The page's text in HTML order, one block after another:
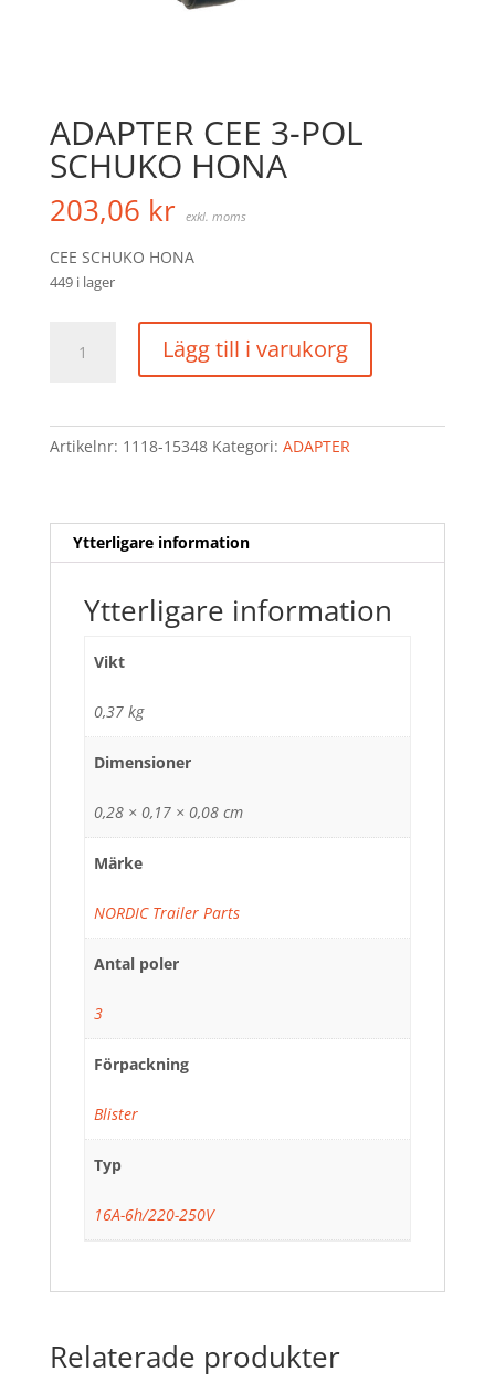
ADAPTER CEE 3-POL
SCHUKO HONA
203,06 kr exkl. moms
CEE SCHUKO HONA
449 i lager
SCHUKO
Lägg till i varukorg
Artikelnr: 1118-15348 Kategori: ADAPTER
Ytterligare information
Ytterligare information
Vikt
0,37 kg
Dimensioner
0,28 × 0,17 × 0,08 cm
Märke
NORDIC Trailer Parts
Antal poler
3
Förpackning
Blister
Typ
16A-6h/220-250V
Relaterade produkter